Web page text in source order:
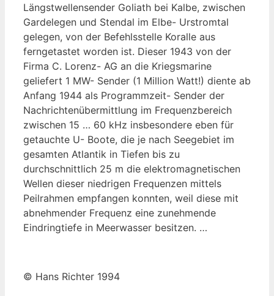
Längstwellensender Goliath bei Kalbe, zwischen
Gardelegen und Stendal im Elbe- Urstromtal
gelegen, von der Befehlsstelle Koralle aus
ferngetastet worden ist. Dieser 1943 von der
Firma C. Lorenz- AG an die Kriegsmarine
geliefert 1 MW- Sender (1 Million Watt!) diente ab
Anfang 1944 als Programmzeit- Sender der
Nachrichtenübermittlung im Frequenzbereich
zwischen 15 … 60 kHz insbesondere eben für
getauchte U- Boote, die je nach Seegebiet im
gesamten Atlantik in Tiefen bis zu
durchschnittlich 25 m die elektromagnetischen
Wellen dieser niedrigen Frequenzen mittels
Peilrahmen empfangen konnten, weil diese mit
abnehmender Frequenz eine zunehmende
Eindringtiefe in Meerwasser besitzen. …
© Hans Richter 1994